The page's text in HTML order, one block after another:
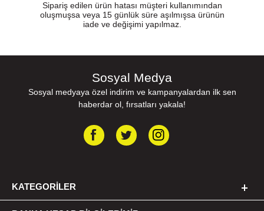
Sipariş edilen ürün hatası müşteri kullanımından
oluşmuşsa veya 15 günlük süre aşılmışsa ürünün
iade ve değişimi yapılmaz.
Sosyal Medya
Sosyal medyaya özel indirim ve kampanyalardan ilk sen
haberdar ol, fırsatları yakala!
KATEGORILER